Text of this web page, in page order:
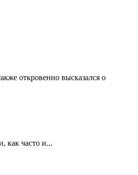
откровенно высказался о
как часто и...